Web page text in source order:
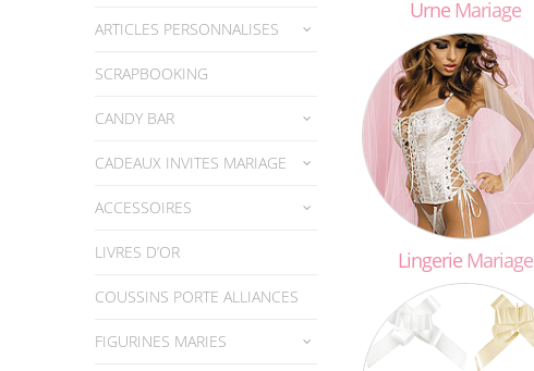
ARTICLES PERSONNALISES
SCRAPBOOKING
CANDY BAR
CADEAUX INVITES MARIAGE
ACCESSOIRES
LIVRES D’OR
COUSSINS PORTE ALLIANCES
FIGURINES MARIES
Urne Mariage
Lingerie Mariage